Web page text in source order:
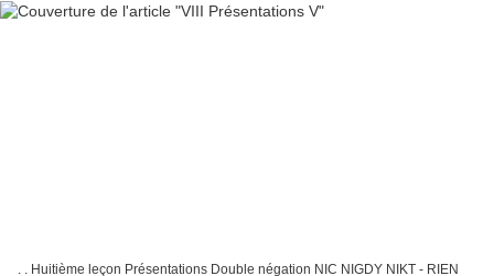
. . Huitième leçon Présentations Double négation NIC NIGDY NIKT - RIEN